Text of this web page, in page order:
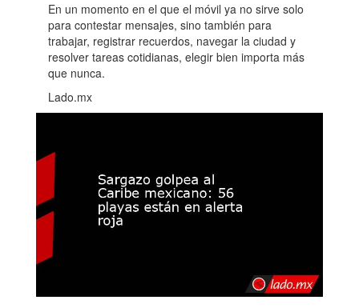
En un momento en el que el móvil ya no sirve solo
para contestar mensajes, sino también para
trabajar, registrar recuerdos, navegar la ciudad y
resolver tareas cotidianas, elegir bien importa más
que nunca.
Lado.mx